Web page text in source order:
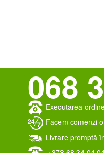
068
Executarea
Facem comenzi
Livrare promptă